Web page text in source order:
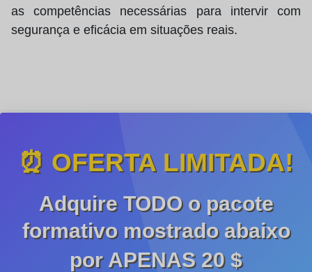
as competências necessárias para intervir com
segurança e eficácia em situações reais.
⏰ OFERTA LIMITADA!
Adquire TODO o pacote
formativo mostrado abaixo
por APENAS 20 $